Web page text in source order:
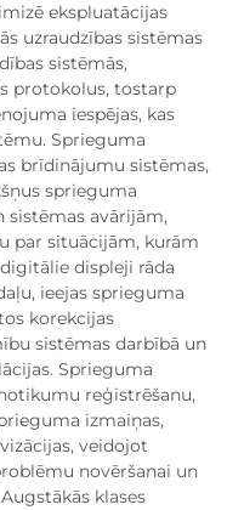
ekspluatācijas
uzraudzības sistēmas
sistēmās,
protokolus, tostarp
iespējas, kas
Sprieguma
brīdinājumu sistēmas,
sprieguma
sistēmas avārijām,
par situācijām, kurām
displeji rāda
ieejas sprieguma
korekcijas
sistēmas darbībā un
Sprieguma
reģistrēšanu,
izmaiņas,
veidojot
novēršanai un
klases